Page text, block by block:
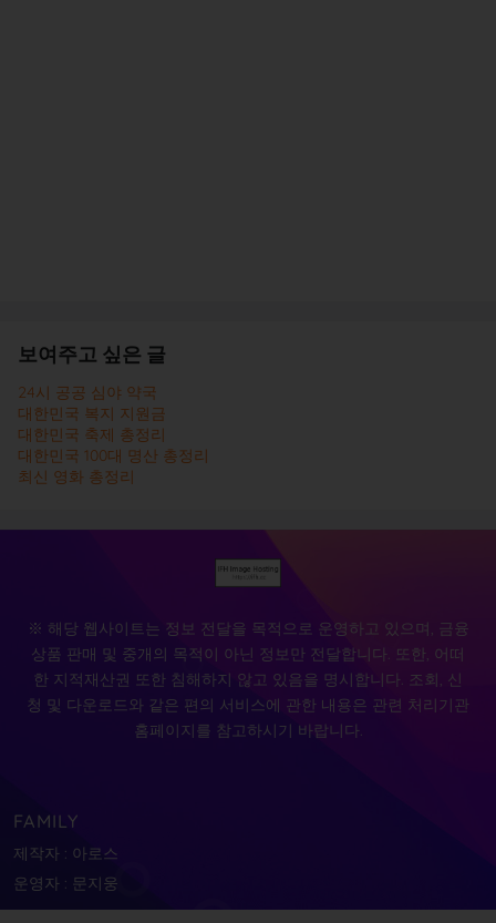
보여주고 싶은 글
24시 공공 심야 약국
대한민국 복지 지원금
대한민국 축제 총정리
대한민국 100대 명산 총정리
최신 영화 총정리
※ 해당 웹사이트는 정보 전달을 목적으로 운영하고 있으며, 금융
상품 판매 및 중개의 목적이 아닌 정보만 전달합니다. 또한, 어떠
한 지적재산권 또한 침해하지 않고 있음을 명시합니다. 조회, 신
청 및 다운로드와 같은 편의 서비스에 관한 내용은 관련 처리기관
홈페이지를 참고하시기 바랍니다.
FAMILY
제작자 : 아로스
운영자 : 문지웅